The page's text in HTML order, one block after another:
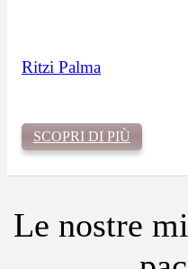
Ritzi Palma
SCOPRI DI PIÙ
Le nostre